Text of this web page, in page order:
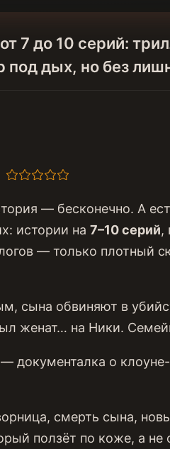
7 до 10 серий:
дых, но без
— бесконечно. А
истории на 7–10 серий,
— только плотный
сына обвиняют в
женат… на Ники.
— документалка о
смерть сына,
ползёт по коже, а не